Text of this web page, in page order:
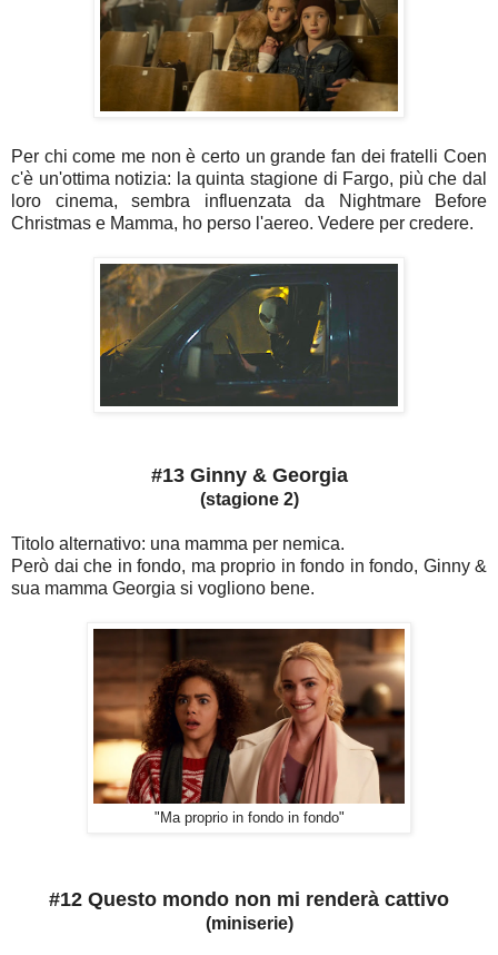
Per chi come me non è certo un grande fan dei fratelli Coen
c'è un'ottima notizia: la quinta stagione di Fargo, più che dal
loro cinema, sembra influenzata da Nightmare Before
Christmas e Mamma, ho perso l'aereo. Vedere per credere.
#13 Ginny & Georgia
(stagione 2)
Titolo alternativo: una mamma per nemica.
Però dai che in fondo, ma proprio in fondo in fondo, Ginny &
sua mamma Georgia si vogliono bene.
"Ma proprio in fondo in fondo"
#12 Questo mondo non mi renderà cattivo
(miniserie)